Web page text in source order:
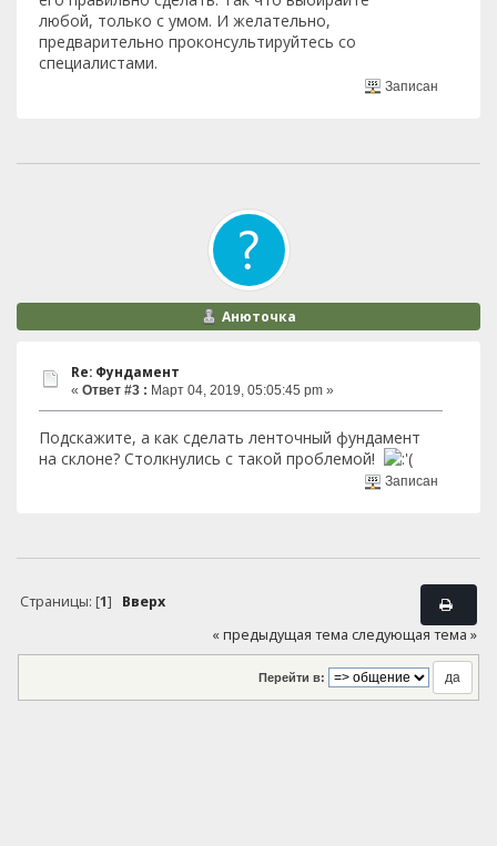
любой, только с умом. И желательно,
предварительно проконсультируйтесь со
специалистами.
Записан
Анюточка
Re: Фундамент
« Ответ #3 : Март 04, 2019, 05:05:45 pm »
Подскажите, а как сделать ленточный фундамент
на склоне? Столкнулись с такой проблемой!
Записан
Страницы: [1] Вверх
« предыдущая тема следующая тема »
Перейти в: